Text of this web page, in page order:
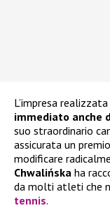
L’impresa
immediato anche
suo straordinario
assicurata un
modificare
Chwalińska ha
da molti atleti che
tennis.